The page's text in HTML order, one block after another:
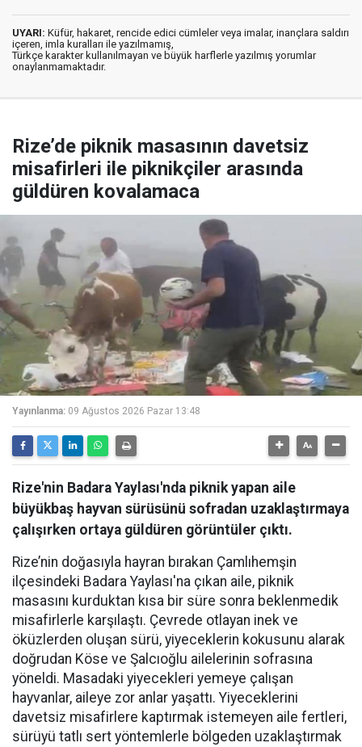
UYARI: Küfür, hakaret, rencide edici cümleler veya imalar, inançlara saldırı
içeren, imla kuralları ile yazılmamış,
Türkçe karakter kullanılmayan ve büyük harflerle yazılmış yorumlar
onaylanmamaktadır.
Rize’de piknik masasının davetsiz
misafirleri ile piknikçiler arasında
güldüren kovalamaca
Yayınlanma: 09 Ağustos 2026 Pazar 13:48
Rize'nin Badara Yaylası'nda piknik yapan aile
büyükbaş hayvan sürüsünü sofradan uzaklaştırmaya
çalışırken ortaya güldüren görüntüler çıktı.
Rize’nin doğasıyla hayran bırakan Çamlıhemşin
ilçesindeki Badara Yaylası'na çıkan aile, piknik
masasını kurduktan kısa bir süre sonra beklenmedik
misafirlerle karşılaştı. Çevrede otlayan inek ve
öküzlerden oluşan sürü, yiyeceklerin kokusunu alarak
doğrudan Köse ve Şalcıoğlu ailelerinin sofrasına
yöneldi. Masadaki yiyecekleri yemeye çalışan
hayvanlar, aileye zor anlar yaşattı. Yiyeceklerini
davetsiz misafirlere kaptırmak istemeyen aile fertleri,
sürüyü tatlı sert yöntemlerle bölgeden uzaklaştırmak